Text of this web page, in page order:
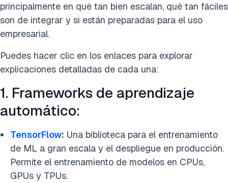
principalmente en qué tan bien escalan, qué tan fáciles
son de integrar y si están preparadas para el uso
empresarial.
Puedes hacer clic en los enlaces para explorar
explicaciones detalladas de cada una:
1. Frameworks de aprendizaje
automático:
TensorFlow: Una biblioteca para el entrenamiento
de ML a gran escala y el despliegue en producción.
Permite el entrenamiento de modelos en CPUs,
GPUs y TPUs.